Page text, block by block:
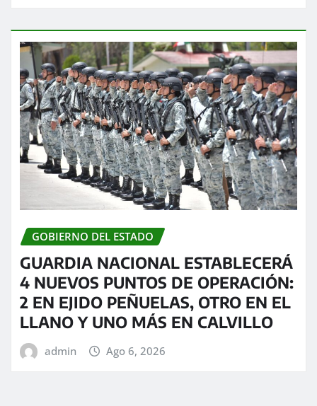
GOBIERNO DEL ESTADO
GUARDIA NACIONAL ESTABLECERÁ
4 NUEVOS PUNTOS DE OPERACIÓN:
2 EN EJIDO PEÑUELAS, OTRO EN EL
LLANO Y UNO MÁS EN CALVILLO
admin Ago 6, 2026